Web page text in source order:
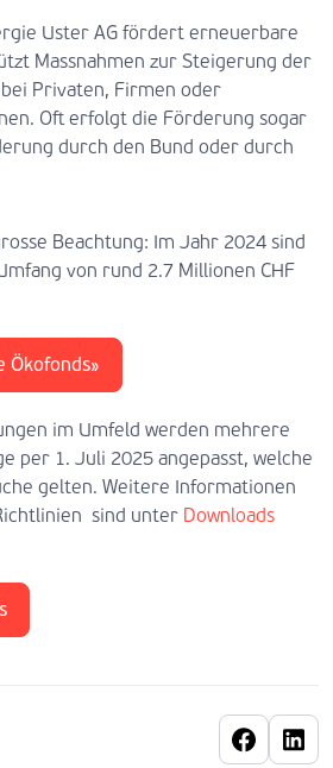
Uster AG fördert erneuerbare
Massnahmen zur Steigerung der
Privaten, Firmen oder
Oft erfolgt die Förderung sogar
durch den Bund oder durch
Beachtung: Im Jahr 2024 sind
von rund 2.7 Millionen CHF
Ökofonds»
im Umfeld werden mehrere
per 1. Juli 2025 angepasst, welche
gelten. Weitere Informationen
sind unter Downloads